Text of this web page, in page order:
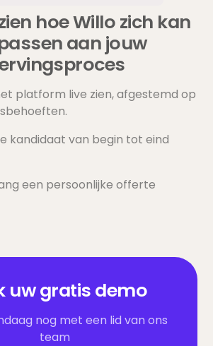
hoe Willo zich kan
aan jouw
platform live zien, afgestemd op
kandidaat van begin tot eind
een persoonlijke offerte
uw gratis demo
nog met een lid van ons
team